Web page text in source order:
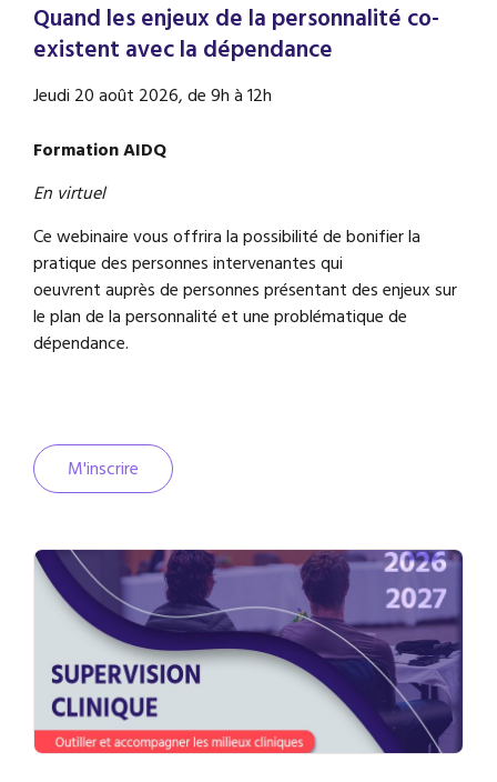
Quand les enjeux de la personnalité co-
existent avec la dépendance
Jeudi 20 août 2026, de 9h à 12h
Formation AIDQ
En virtuel
Ce webinaire vous offrira la possibilité de bonifier la
pratique des personnes intervenantes qui
oeuvrent auprès de personnes présentant des enjeux sur
le plan de la personnalité et une problématique de
dépendance.
M'inscrire